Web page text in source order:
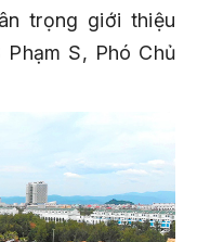
trọng giới thiệu
S, Phó Chủ